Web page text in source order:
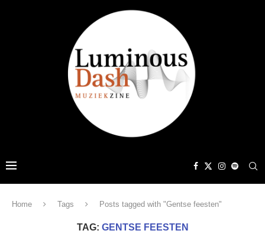
Home Tags Posts tagged with "Gentse feesten"
TAG: GENTSE FEESTEN